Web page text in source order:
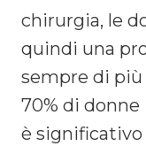
chirurgia, le
quindi una
sempre di
70% di
è significativo